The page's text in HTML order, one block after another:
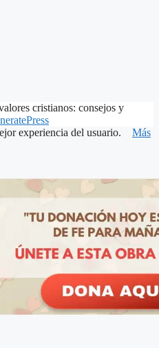
cristianos: consejos y
experiencia del usuario. Más